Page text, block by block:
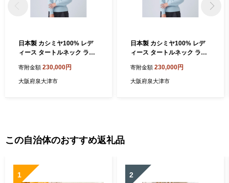
日本製 カシミヤ100% レデ
ィース タートルネック ライ
寄附金額 230,000円
大阪府泉大津市
日本製 カシミヤ100% レデ
ィース タートルネック ライ
寄附金額 230,000円
大阪府泉大津市
この自治体のおすすめ返礼品
1 2